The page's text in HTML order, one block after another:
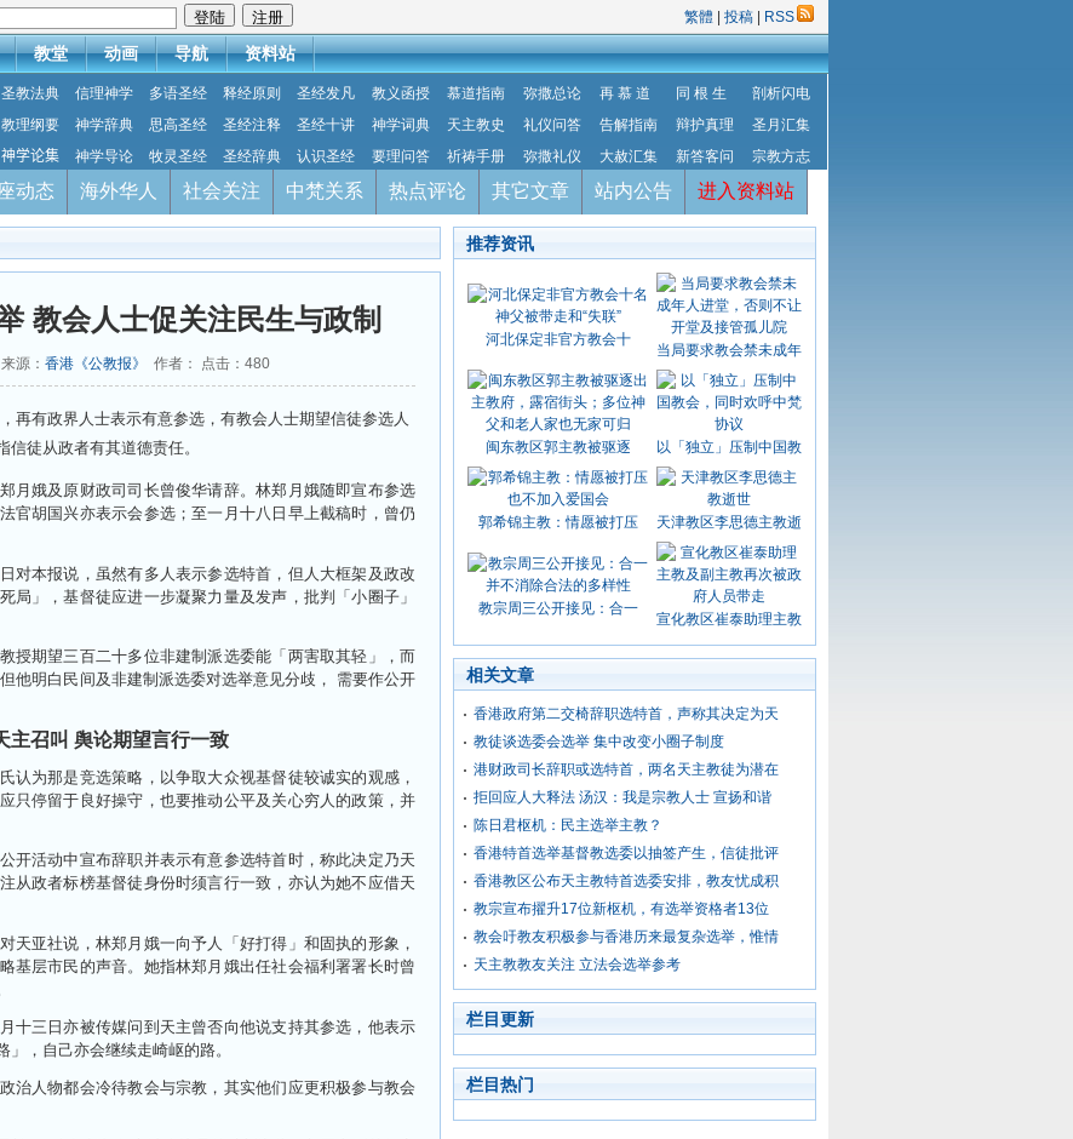
繁體 投稿 RSS
教堂 动画 导航 资料站
圣教法典 信理神学 多语圣经 释经原则 圣经发凡 教义函授 慕道指南 弥撒总论 再 慕 道 同 根 生
剖析闪电
教理纲要 神学辞典 思高圣经 圣经注释 圣经十讲 神学词典 天主教史 礼仪问答 告解指南 辩护真理
圣月汇集
神学论集 神学导论 牧灵圣经 圣经辞典 认识圣经 要理问答 祈祷手册 弥撒礼仪 大赦汇集 新答客问 宗教方志
动态 海外华人 社会关注 中梵关系 热点评论 其它文章 站内公告 进入资料站
教会人士促关注民生与政制
源： 香港《公教报》 作者： 点击： 480
再有政界人士表示有意参选，有教会人士期望信徒参选人
徒从政者有其道德责任。
月娥及原财政司司长曾俊华请辞。林郑月娥随即宣布参选
官胡国兴亦表示会参选；至一月十八日早上截稿时，曾仍
对本报说，虽然有多人表示参选特首，但人大框架及政改
局」，基督徒应进一步凝聚力量及发声，批判「小圈子」
授期望三百二十多位非建制派选委能「两害取其轻」，而
他明白民间及非建制派选委对选举意见分歧， 需要作公开
主召叫 舆论期望言行一致
认为那是竞选策略，以争取大众视基督徒较诚实的观感，
只停留于良好操守，也要推动公平及关心穷人的政策，并
开活动中宣布辞职并表示有意参选特首时，称此决定乃天
从政者标榜基督徒身份时须言行一致，亦认为她不应借天
天亚社说，林郑月娥一向予人「好打得」和固执的形象，
基层市民的声音。她指林郑月娥出任社会福利署署长时曾
十三日亦被传媒问到天主曾否向他说支持其参选，他表示
」，自己亦会继续走崎岖的路。
治人物都会冷待教会与宗教，其实他们应更积极参与教会
推荐资讯
河北保定非官方教会十
当局要求教会禁未成年
闽东教区郭主教被驱逐 以「独立」压制中国教
郭希锦主教：情愿被打压 天津教区李思德主教逝
教宗周三公开接见：合一
宣化教区崔泰助理主教
相关文章
香港政府第二交椅辞职选特首，声称其决定为天
教徒谈选委会选举 集中改变小圈子制度
港财政司长辞职或选特首，两名天主教徒为潜在
拒回应人大释法 汤汉：我是宗教人士 宣扬和谐
陈日君枢机：民主选举主教？
香港特首选举基督教选委以抽签产生，信徒批评
香港教区公布天主教特首选委安排，教友忧成积
教宗宣布擢升17位新枢机，有选举资格者13位
教会吁教友积极参与香港历来最复杂选举，惟情
天主教教友关注 立法会选举参考
栏目更新
栏目热门